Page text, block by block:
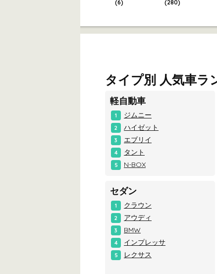
(6)
(280)
タイプ別 人気車ラ
軽自動車
1 ジムニー
2 ハイゼット
3 エブリイ
4 タント
5 N-BOX
セダン
1 クラウン
2 アウディ
3 BMW
4 インプレッサ
5 レクサス